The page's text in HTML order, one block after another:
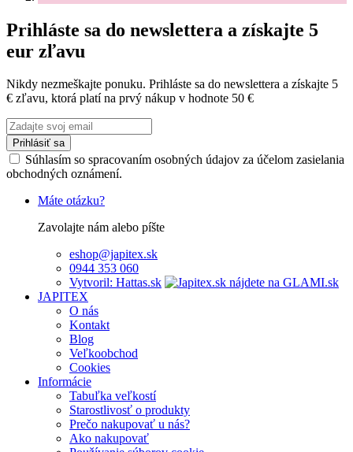
Prihláste sa do newslettera a získajte 5
eur zľavu
Nikdy nezmeškajte ponuku. Prihláste sa do newslettera a získajte 5
€ zľavu, ktorá platí na prvý nákup v hodnote 50 €
Prihlásiť sa
Súhlasím so spracovaním osobných údajov za účelom zasielania
obchodných oznámení.
Máte otázku?
Zavolajte nám alebo píšte
eshop@japitex.sk
0944 353 060
Vytvoril: Hattas.sk
JAPITEX
O nás
Kontakt
Blog
Veľkoobchod
Cookies
Informácie
Tabuľka veľkostí
Starostlivosť o produkty
Prečo nakupovať u nás?
Ako nakupovať